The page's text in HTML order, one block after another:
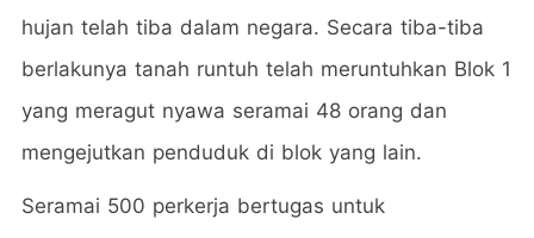
hujan telah tiba dalam negara. Secara tiba-tiba
berlakunya tanah runtuh telah meruntuhkan Blok 1
yang meragut nyawa seramai 48 orang dan
mengejutkan penduduk di blok yang lain.
Seramai 500 perkerja bertugas untuk